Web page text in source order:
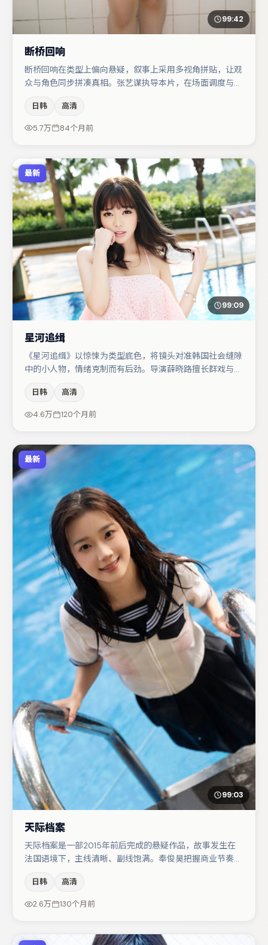
99:42
断桥回响
断桥回响在类型上偏向悬疑，叙事上采用多视角拼贴，让观
众与角色同步拼凑真相。张艺谋执导本片，在场面调度与表
承担叙事驱动，大鹏、刘亦菲分别提供反差与喜剧/悬疑调
剂（视场次而定）。节奏紧凑、反转有度，值得列入片单。
日韩 高清
5.7万 84个月前
最新
99:09
星河追缉
《星河追缉》以惊悚为类型底色，将镜头对准韩国社会缝隙
中的小人物，情绪克制而有后劲。导演薛晓路擅长群戏与空
央的对手戏构成全片情感锚点，章子怡则以细节塑造推动谜
题层层揭开。整体完成度较高，适合周末一口气追完。
日韩 高清
4.6万 120个月前
最新
99:03
天际档案
天际档案是一部2015年前后完成的悬疑作品，故事发生在
法国语境下，主线清晰、副线饱满。奉俊昊把握商业节奏的
容包括宋佳、易烊千玺、张子枫等，角色动机前后呼应，适
合喜欢抠台词与伏笔的观众。节奏紧凑、反转有度，值得列
日韩 高清
2.6万 130个月前